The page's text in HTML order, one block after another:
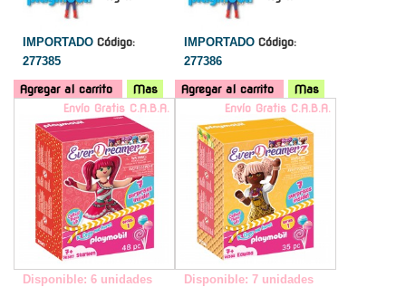
IMPORTADO Código:
277385
Agregar al carrito Mas
IMPORTADO Código:
277386
Agregar al carrito
Mas
Envío Gratis C.A.B.A.
Disponible: 6 unidades
Envío Gratis C.A.B.A.
Disponible: 7 unidades